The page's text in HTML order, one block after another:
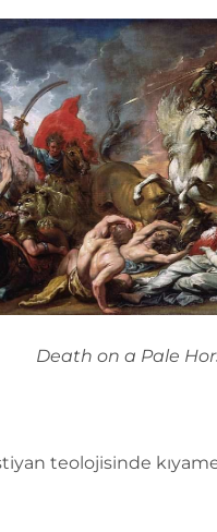
Death on a Pale
teolojisinde